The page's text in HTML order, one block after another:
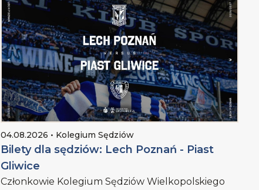
04.08.2026 • Kolegium Sędziów
Bilety dla sędziów: Lech Poznań - Piast
Gliwice
Członkowie Kolegium Sędziów Wielkopolskiego